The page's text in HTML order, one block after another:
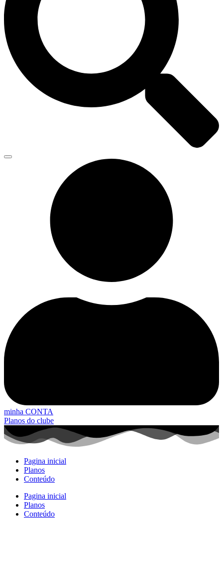
minha CONTA
Planos do clube
Pagina inicial
Planos
Conteúdo
Pagina inicial
Planos
Conteúdo